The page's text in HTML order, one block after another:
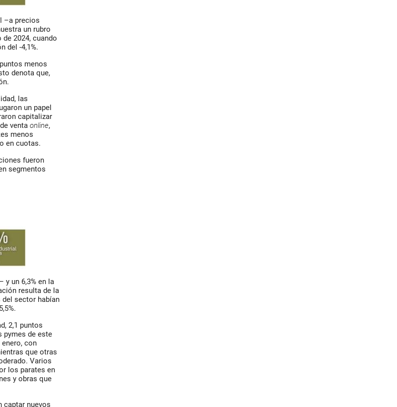
–a precios
un rubro
2024, cuando
del -4,1%.
menos
denota que,
las
un papel
capitalizar
venta online,
menos
en cuotas.
fueron
segmentos
y un 6,3% en la
resulta de la
del sector habían
2,1 puntos
pymes de este
con
que otras
Varios
los parates en
y obras que
captar nuevos